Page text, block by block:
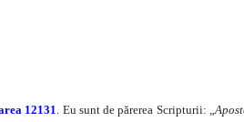
12131. Eu sunt de părerea Scripturii: „